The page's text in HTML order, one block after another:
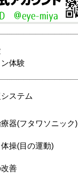
体験
ステム
器(フタワソニック)
操(目の運動)
善